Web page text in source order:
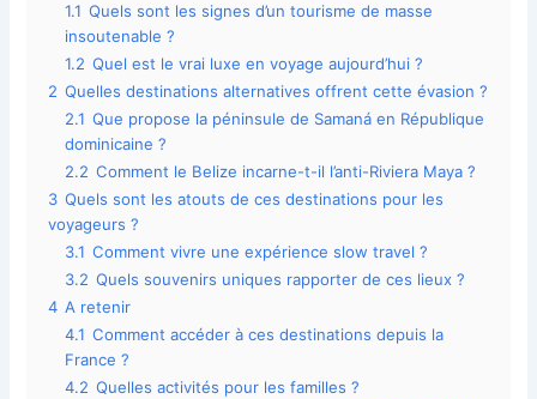
1.1 Quels sont les signes d’un tourisme de masse
insoutenable ?
1.2 Quel est le vrai luxe en voyage aujourd’hui ?
2 Quelles destinations alternatives offrent cette évasion ?
2.1 Que propose la péninsule de Samaná en République
dominicaine ?
2.2 Comment le Belize incarne-t-il l’anti-Riviera Maya ?
3 Quels sont les atouts de ces destinations pour les
voyageurs ?
3.1 Comment vivre une expérience slow travel ?
3.2 Quels souvenirs uniques rapporter de ces lieux ?
4 A retenir
4.1 Comment accéder à ces destinations depuis la
France ?
4.2 Quelles activités pour les familles ?